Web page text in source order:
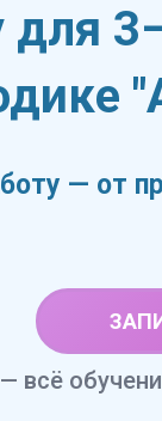
для
всё
— от